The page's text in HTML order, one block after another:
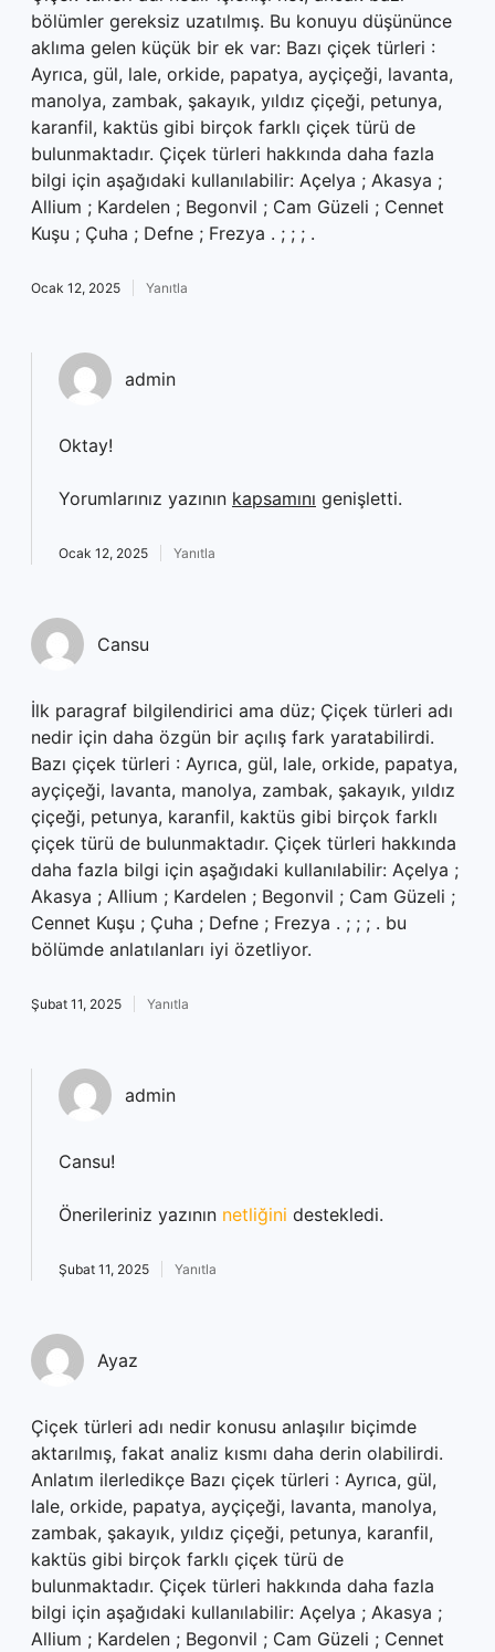
bölümler gereksiz uzatılmış. Bu konuyu düşününce
aklıma gelen küçük bir ek var: Bazı çiçek türleri :
Ayrıca, gül, lale, orkide, papatya, ayçiçeği, lavanta,
manolya, zambak, şakayık, yıldız çiçeği, petunya,
karanfil, kaktüs gibi birçok farklı çiçek türü de
bulunmaktadır. Çiçek türleri hakkında daha fazla
bilgi için aşağıdaki kullanılabilir: Açelya ; Akasya ;
Allium ; Kardelen ; Begonvil ; Cam Güzeli ; Cennet
Kuşu ; Çuha ; Defne ; Frezya . ; ; ; .
Ocak 12, 2025 Yanıtla
admin
Oktay!
Yorumlarınız yazının kapsamını genişletti.
Ocak 12, 2025 Yanıtla
Cansu
İlk paragraf bilgilendirici ama düz; Çiçek türleri adı
nedir için daha özgün bir açılış fark yaratabilirdi.
Bazı çiçek türleri : Ayrıca, gül, lale, orkide, papatya,
ayçiçeği, lavanta, manolya, zambak, şakayık, yıldız
çiçeği, petunya, karanfil, kaktüs gibi birçok farklı
çiçek türü de bulunmaktadır. Çiçek türleri hakkında
daha fazla bilgi için aşağıdaki kullanılabilir: Açelya ;
Akasya ; Allium ; Kardelen ; Begonvil ; Cam Güzeli ;
Cennet Kuşu ; Çuha ; Defne ; Frezya . ; ; ; . bu
bölümde anlatılanları iyi özetliyor.
Şubat 11, 2025 Yanıtla
admin
Cansu!
Önerileriniz yazının netliğini destekledi.
Şubat 11, 2025 Yanıtla
Ayaz
Çiçek türleri adı nedir konusu anlaşılır biçimde
aktarılmış, fakat analiz kısmı daha derin olabilirdi.
Anlatım ilerledikçe Bazı çiçek türleri : Ayrıca, gül,
lale, orkide, papatya, ayçiçeği, lavanta, manolya,
zambak, şakayık, yıldız çiçeği, petunya, karanfil,
kaktüs gibi birçok farklı çiçek türü de
bulunmaktadır. Çiçek türleri hakkında daha fazla
bilgi için aşağıdaki kullanılabilir: Açelya ; Akasya ;
Allium ; Kardelen ; Begonvil ; Cam Güzeli ; Cennet